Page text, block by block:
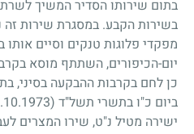
בתום שירותו הסדיר המשיך
בשירות הקבע. במסגרת שירות
מפקדי פלוגות טנקים וסיים
יום-הכיפורים, השתתף מוסא
כן לחם בקרבות ההבקעה בסיני,
ביום כ"ו בתשרי תשל"ד (22.10.1973)
ישירה מטיל נ"ט, שירו המצרים